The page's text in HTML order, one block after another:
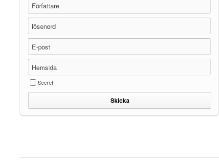
Författare
lösenord
E-post
Hemsida
Secret